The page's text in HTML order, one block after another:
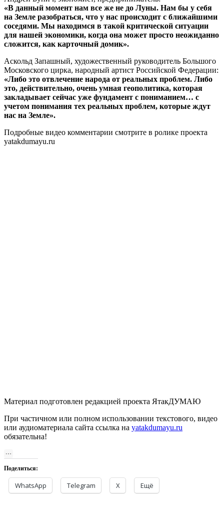
«В данный момент нам все же не до Луны. Нам бы у себя
на Земле разобраться, что у нас происходит с ближайшими
соседями. Мы находимся в такой критической ситуации
для нашей экономики, когда она может просто неожиданно
сложится, как карточный домик».
Аскольд Запашный, художественный руководитель Большого
Московского цирка, народный артист Российской Федерации:
«Либо это отвлечение народа от реальных проблем. Либо
это, действительно, очень умная геополитика, которая
закладывает сейчас уже фундамент с пониманием… с
учетом понимания тех реальных проблем, которые ждут
нас на Земле».
Подробные видео комментарии смотрите в ролике проекта
yatakdumayu.ru
Материал подготовлен редакцией проекта ЯтакДУМАЮ
При частичном или полном использовании текстового, видео
или аудиоматериала сайта ссылка на yatakdumayu.ru
обязательна!
Поделиться:
WhatsApp Telegram X Ещё